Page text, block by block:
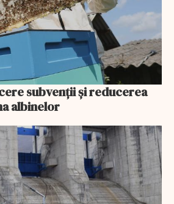
subvenții și reducerea
albinelor